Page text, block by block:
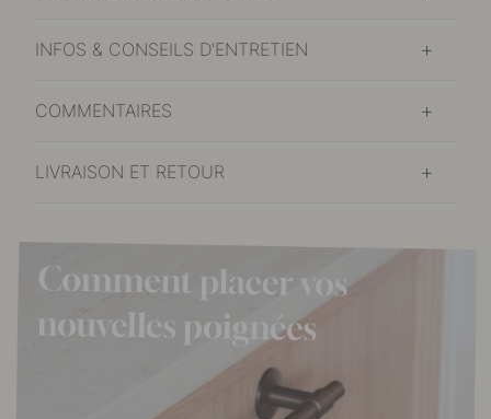
INFOS & CONSEILS D'ENTRETIEN
COMMENTAIRES
LIVRAISON ET RETOUR